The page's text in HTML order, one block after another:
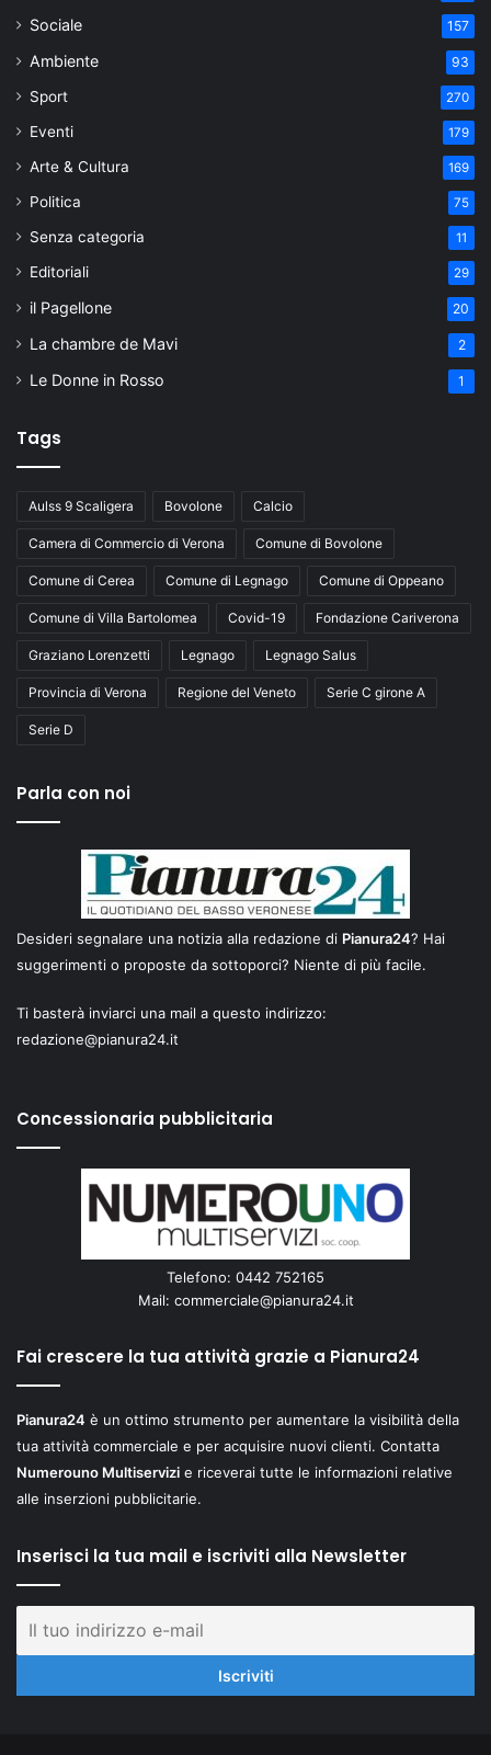
Sociale 157
Ambiente 93
Sport 270
Eventi 179
Arte & Cultura 169
Politica 75
Senza categoria 11
Editoriali 29
il Pagellone 20
La chambre de Mavi 2
Le Donne in Rosso 1
Tags
Aulss 9 Scaligera Bovolone Calcio
Camera di Commercio di Verona Comune di Bovolone
Comune di Cerea Comune di Legnago Comune di Oppeano
Comune di Villa Bartolomea Covid-19 Fondazione Cariverona
Graziano Lorenzetti Legnago Legnago Salus
Provincia di Verona Regione del Veneto Serie C girone A
Serie D
Parla con noi
Desideri segnalare una notizia alla redazione di Pianura24? Hai
suggerimenti o proposte da sottoporci? Niente di più facile.
Ti basterà inviarci una mail a questo indirizzo:
redazione@pianura24.it
Concessionaria pubblicitaria
Telefono: 0442 752165
Mail: commerciale@pianura24.it
Fai crescere la tua attività grazie a Pianura24
Pianura24 è un ottimo strumento per aumentare la visibilità della
tua attività commerciale e per acquisire nuovi clienti. Contatta
Numerouno Multiservizi e riceverai tutte le informazioni relative
alle inserzioni pubblicitarie.
Inserisci la tua mail e iscriviti alla Newsletter